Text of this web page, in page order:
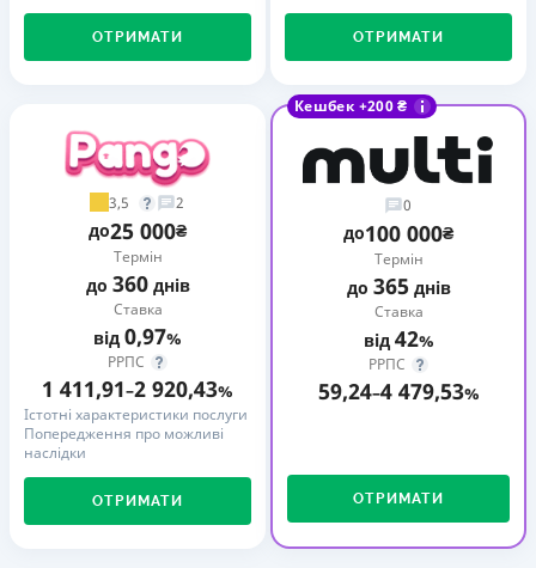
ОТРИМАТИ ОТРИМАТИ
3,5 2
до25 000₴
Термін
до 360днів
Ставка
від 0,97%
РРПС
1 411,91–2 920,43%
Істотні характеристики послуги
Попередження про можливі
наслідки
ОТРИМАТИ
Кешбек +200 ₴
0
до100 000₴
Термін
до 365днів
Ставка
від 42%
РРПС
59,24–4 479,53%
ОТРИМАТИ